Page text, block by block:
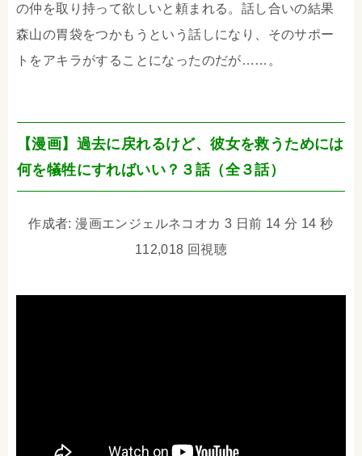
の仲を取り持って欲しいと頼まれる。話し合いの結果
森山の胃袋をつかもうという話しになり、そのサポー
トをアキラがすることになったのだが……。
【漫画】過去に戻れるけど、彼女を救うためには
何を犠牲にすればいい？３話（全３話）
作成者: 漫画エンジェルネコオカ 3 日前 14 分 14 秒
112,018 回視聴